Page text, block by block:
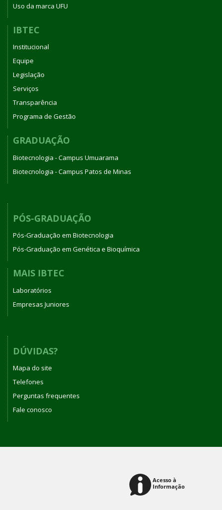
Uso da marca UFU
IBTEC
Institucional
Equipe
Legislação
Serviços
Transparência
Programa de Gestão
GRADUAÇÃO
Biotecnologia - Campus Umuarama
Biotecnologia - Campus Patos de Minas
PÓS-GRADUAÇÃO
Pós-Graduação em Biotecnologia
Pós-Graduação em Genética e Bioquímica
MAIS IBTEC
Laboratórios
Empresas Juniores
DÚVIDAS?
Mapa do site
Telefones
Perguntas frequentes
Fale conosco